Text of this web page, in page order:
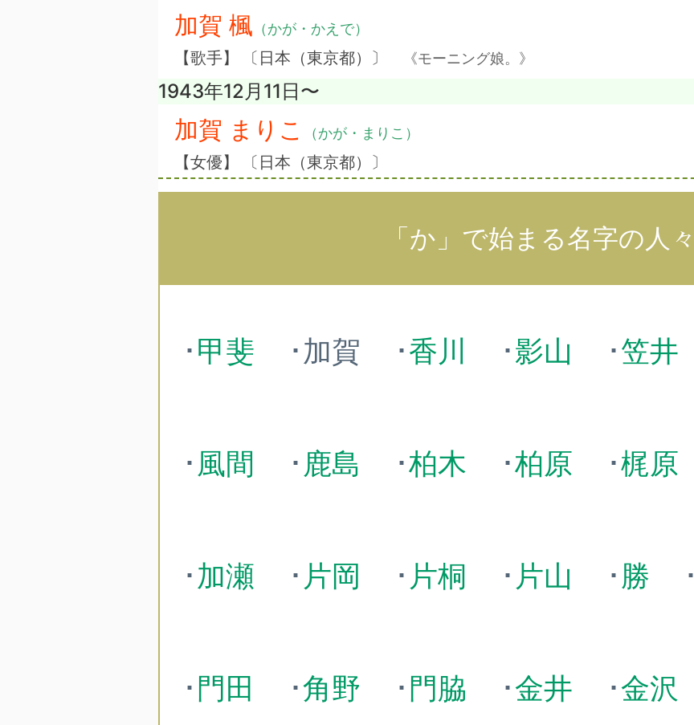
加賀 楓 （かが・かえで）
【歌手】 〔日本（東京都）〕 《モーニング娘。》
1943年12月11日〜
加賀 まりこ （かが・まりこ）
【女優】 〔日本（東京都）〕
「か」で始まる名字の人々
･甲斐 ･加賀 ･香川 ･影山 ･笠井
･ 風間 ･ 鹿島 ･柏木 ･柏原 ･梶原
･加瀬 ･ 片岡 ･ 片桐 ･ 片山 ･ 勝 ･
･ 門田 ･角野 ･ 門脇 ･金井 ･金沢